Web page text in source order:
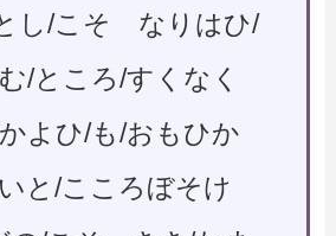
し/こそ なりはひ/
/ところ/すくなく
よひ/も/おもひか
と/こころぼそけ